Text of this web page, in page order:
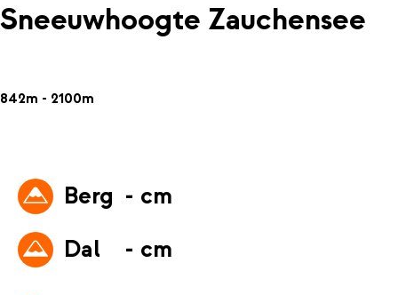
Sneeuwhoogte Zauchensee
842m - 2100m
Berg - cm
Dal
- cm